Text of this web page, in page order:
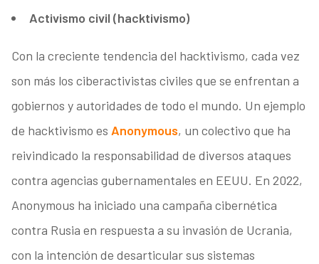
Activismo civil (hacktivismo)
Con la creciente tendencia del hacktivismo, cada vez
son más los ciberactivistas civiles que se enfrentan a
gobiernos y autoridades de todo el mundo. Un ejemplo
de hacktivismo es Anonymous, un colectivo que ha
reivindicado la responsabilidad de diversos ataques
contra agencias gubernamentales en EEUU. En 2022,
Anonymous ha iniciado una campaña cibernética
contra Rusia en respuesta a su invasión de Ucrania,
con la intención de desarticular sus sistemas